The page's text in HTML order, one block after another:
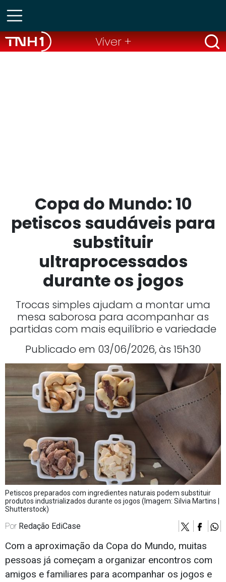
Viver +
Copa do Mundo: 10
petiscos saudáveis para
substituir
ultraprocessados
durante os jogos
Trocas simples ajudam a montar uma
mesa saborosa para acompanhar as
partidas com mais equilíbrio e variedade
Publicado em 03/06/2026, às 15h30
Petiscos preparados com ingredientes naturais podem substituir
produtos industrializados durante os jogos (Imagem: Silvia Martins |
Shutterstock)
Por Redação EdiCase
Com a aproximação da Copa do Mundo, muitas
pessoas já começam a organizar encontros com
amigos e familiares para acompanhar os jogos e